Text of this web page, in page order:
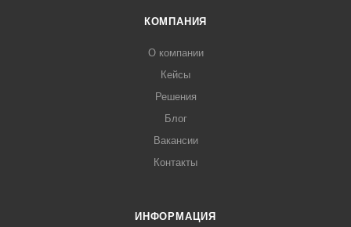
КОМПАНИЯ
О компании
Кейсы
Решения
Блог
Вакансии
Контакты
ИНФОРМАЦИЯ